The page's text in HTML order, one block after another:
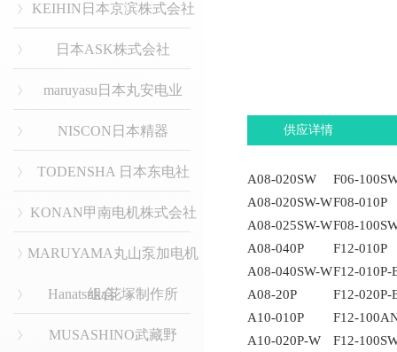
KEIHIN日本京滨株式会社
日本ASK株式会社
maruyasu日本丸安电业
NISCON日本精器
TODENSHA 日本东电社
KONAN甲南电机株式会社
MARUYAMA丸山泵加电机
组合
Hanatsuka花塚制作所
MUSASHINO武藏野
供应详情
A08-020SW
F06-
A08-020SW-WF08-010P
A08-025SW-WF08-
A08-040P
F12-010P
A08-040SW-WF12-010P-
A08-20P
F12-020P-
A10-010P
F12-
A10-020P-W
F12-